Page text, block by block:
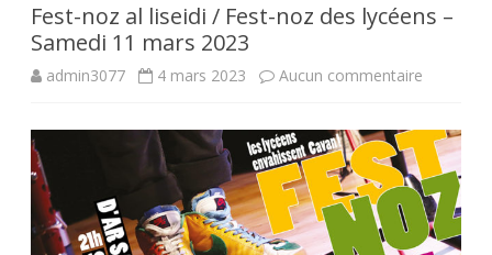
Fest-noz al liseidi / Fest-noz des lycéens –
Samedi 11 mars 2023
admin3077 4 mars 2023 Aucun commentaire
noz
al
liseidi